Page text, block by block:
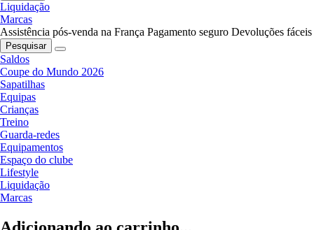
Liquidação
Marcas
Assistência pós-venda na França Pagamento seguro Devoluções fáceis
Pesquisar
Saldos
Coupe do Mundo 2026
Sapatilhas
Equipas
Crianças
Treino
Guarda-redes
Equipamentos
Espaço do clube
Lifestyle
Liquidação
Marcas